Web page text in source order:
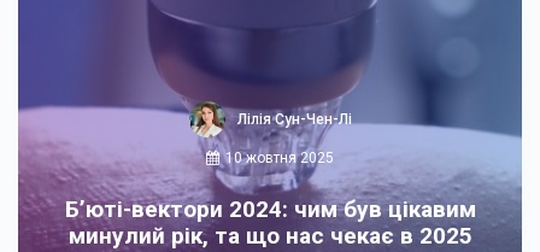
Лілія Сун-Чен-Лі
10 жовтня 2025
Б’юті-вектори 2024: чим був цікавим
минулий рік, та що нас чекає в 2025